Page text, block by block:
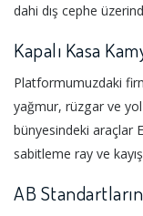
dahi dış cephe
Kapalı Kasa
Platformumuzdaki
yağmur, rüzgar ve
bünyesindeki araçlar
sabitleme ray ve
AB